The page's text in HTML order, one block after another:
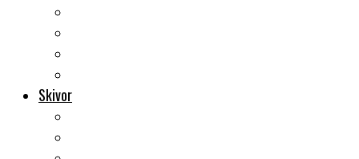
Skivor